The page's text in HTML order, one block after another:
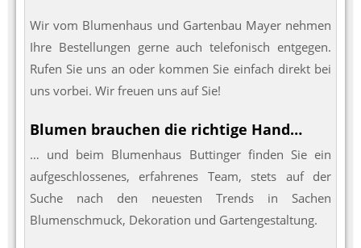
Wir vom Blumenhaus und Gartenbau Mayer nehmen
Ihre Bestellungen gerne auch telefonisch entgegen.
Rufen Sie uns an oder kommen Sie einfach direkt bei
uns vorbei. Wir freuen uns auf Sie!
Blumen brauchen die richtige Hand…
… und beim Blumenhaus Buttinger finden Sie ein
aufgeschlossenes, erfahrenes Team, stets auf der
Suche nach den neuesten Trends in Sachen
Blumenschmuck, Dekoration und Gartengestaltung.